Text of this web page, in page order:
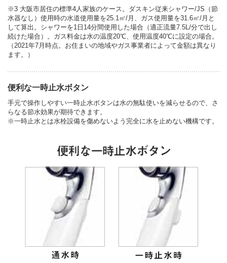
※3 大阪市居住の標準4人家族のケース。ダスキン従来シャワー/JS（節
水器なし）使用時の水道使用量を25.1㎥/月、ガス使用量を31.6㎥/月と
して算出。シャワーを1日14分間使用した場合（適正流量7.5L/分で出し
続けた場合）。ガス料金は水の温度20℃、使用温度40℃に設定の場合。
（2021年7月時点。お住まいの地域やガス事業者によって金額は異なり
ます。）
便利な一時止水ボタン
手元で操作しやすい一時止水ボタンは水の無駄使いを減らせるので、さ
らなる節水効果が期待できます。
※一時止水とは水栓設備を傷めないよう完全に水を止めない機構です。